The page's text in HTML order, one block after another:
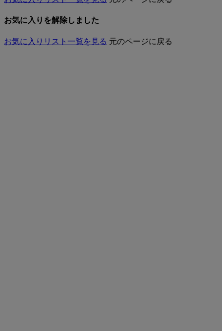
お気に入りを解除しました
お気に入りリスト一覧を見る 元のページに戻る